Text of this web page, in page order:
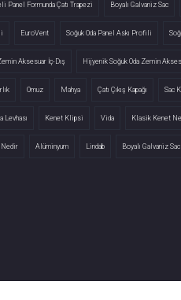
Panel Formunda Çatı Trapezi Boyalı Galvaniz Sac
EuroVent Soğuk Oda Panel Askı Profili
Aksesuar İç-Dış Hijyenik Soğuk Oda Zemin
Omuz Mahya Çatı Çıkış Kapağı Sac
Levhası Kenet Klipsi Vida Klasik Kenet
Nedir Alüminyum Lindab Boyalı Galvaniz Sac